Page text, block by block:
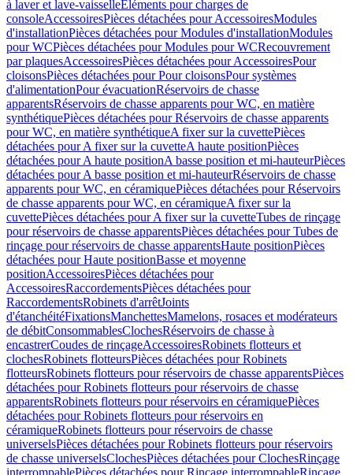
à laver et lave-vaisselleEléments pour charges de
consoleAccessoiresPièces détachées pour AccessoiresModules
d'installationPièces détachées pour Modules d'installationModules
pour WCPièces détachées pour Modules pour WCRecouvrement
par plaquesAccessoiresPièces détachées pour AccessoiresPour
cloisonsPièces détachées pour Pour cloisonsPour systèmes
d'alimentationPour évacuationRéservoirs de chasse
apparentsRéservoirs de chasse apparents pour WC, en matière
synthétiquePièces détachées pour Réservoirs de chasse apparents
pour WC, en matière synthétiqueA fixer sur la cuvettePièces
détachées pour A fixer sur la cuvetteA haute positionPièces
détachées pour A haute positionA basse position et mi-hauteurPièces
détachées pour A basse position et mi-hauteurRéservoirs de chasse
apparents pour WC, en céramiquePièces détachées pour Réservoirs
de chasse apparents pour WC, en céramiqueA fixer sur la
cuvettePièces détachées pour A fixer sur la cuvetteTubes de rinçage
pour réservoirs de chasse apparentsPièces détachées pour Tubes de
rinçage pour réservoirs de chasse apparentsHaute positionPièces
détachées pour Haute positionBasse et moyenne
positionAccessoiresPièces détachées pour
AccessoiresRaccordementsPièces détachées pour
RaccordementsRobinets d'arrêtJoints
d'étanchéitéFixationsManchettesMamelons, rosaces et modérateurs
de débitConsommablesClochesRéservoirs de chasse à
encastrerCoudes de rinçageAccessoiresRobinets flotteurs et
clochesRobinets flotteursPièces détachées pour Robinets
flotteursRobinets flotteurs pour réservoirs de chasse apparentsPièces
détachées pour Robinets flotteurs pour réservoirs de chasse
apparentsRobinets flotteurs pour réservoirs en céramiquePièces
détachées pour Robinets flotteurs pour réservoirs en
céramiqueRobinets flotteurs pour réservoirs de chasse
universelsPièces détachées pour Robinets flotteurs pour réservoirs
de chasse universelsClochesPièces détachées pour ClochesRinçage
interrompablePièces détachées pour Rinçage interrompableRinçage